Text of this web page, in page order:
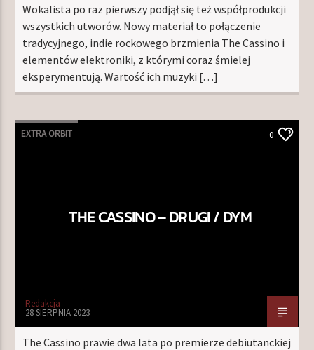
Radio Orbit
Wokalista po raz pierwszy podjął się też współprodukcji
wszystkich utworów. Nowy materiał to połączenie
tradycyjnego, indie rockowego brzmienia The Cassino i
elementów elektroniki, z którymi coraz śmielej
eksperymentują. Wartość ich muzyki […]
EXTRA ORBIT 0
THE CASSINO – DRUGI / DYM
Redakcja
28 SIERPNIA 2023
The Cassino prawie dwa lata po premierze debiutanckiej